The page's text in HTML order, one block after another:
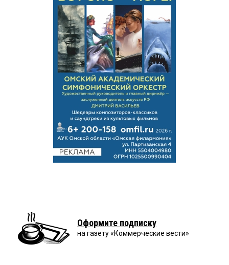
Оформите подписку
на газету «Коммерческие вести»